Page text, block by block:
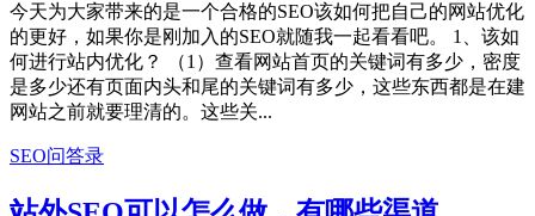
今天为大家带来的是一个合格的SEO该如何把自己的网站优化
的更好，如果你是刚加入的SEO就随我一起看看吧。 1、该如
何进行站内优化？ （1）查看网站首页的关键词有多少，密度
是多少还有页面内头和尾的关键词有多少，这些东西都是在建
网站之前就要理清的。这些关...
SEO问答录